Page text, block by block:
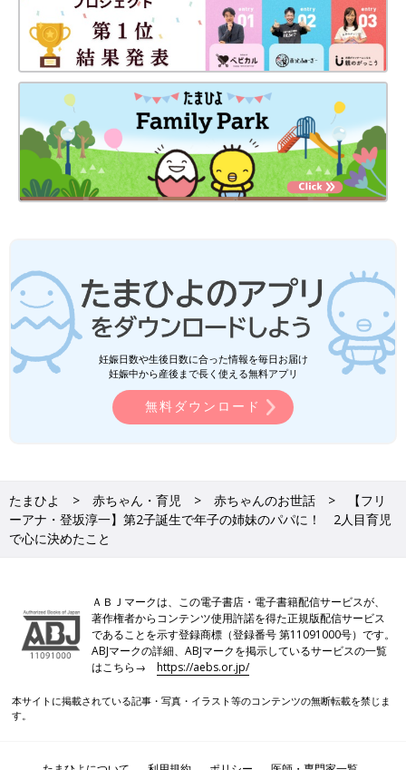
グ『白髪のパパ』オフィシャルブログ『白髪のパパ』で子育ての
様子を発信している。
前の話
心身が少しづつ
「静」から「動」へ
と変化する娘の1才の
成長に喜び【フリー
アナ・登坂淳一】
一覧
最初から読む
一子誕生。男性目線か
ら見た不妊治療の大変
さとは…
妊娠日数や生後日数に合った情報を毎日お届け
妊娠中から産後まで長く使える無料アプリ
無料ダウンロード
たまひよ 赤ちゃん・育児 赤ちゃんのお世話
【フリ
ーアナ・登坂淳一】第2子誕生で年子の姉妹のパパに！ 2人目育児
で心に決めたこと
ＡＢＪマークは、この電子書店・電子書籍配信サービスが、
著作権者からコンテンツ使用許諾を得た正規版配信サービス
であることを示す登録商標（登録番号 第11091000号）です。
ABJマークの詳細、ABJマークを掲示しているサービスの一覧
はこちら→https://aebs.or.jp/
本サイトに掲載されている記事・写真・イラスト等のコンテンツの無断転載を禁じま
す。